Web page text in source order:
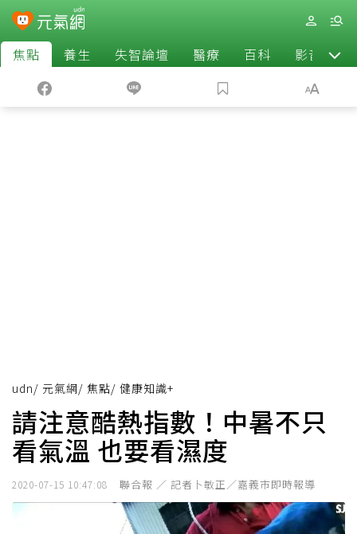
焦點 養生 失智論壇 醫療 百科 影音
udn/ 元氣網/ 焦點/ 健康知識+
請注意酷熱指數！中暑不只
看氣溫 也要看濕度
2020-07-15 10:47:08 聯合報 ／ 記者卜敏正／嘉義市即時報導